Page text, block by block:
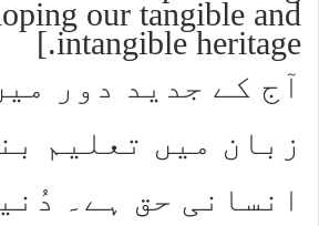
our tangible and
intangible heritage.]
آج کے جدید دور
زبان میں تعلیم
انسانی حق ہے۔